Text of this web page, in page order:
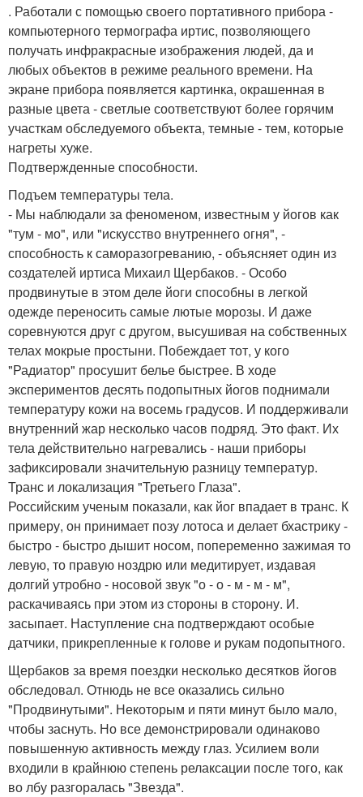
. Работали с помощью своего портативного прибора -
компьютерного термографа иртис, позволяющего
получать инфракрасные изображения людей, да и
любых объектов в режиме реального времени. На
экране прибора появляется картинка, окрашенная в
разные цвета - светлые соответствуют более горячим
участкам обследуемого объекта, темные - тем, которые
нагреты хуже.
Подтвержденные способности.
Подъем температуры тела.
- Мы наблюдали за феноменом, известным у йогов как
"тум - мо", или "искусство внутреннего огня", -
способность к саморазогреванию, - объясняет один из
создателей иртиса Михаил Щербаков. - Особо
продвинутые в этом деле йоги способны в легкой
одежде переносить самые лютые морозы. И даже
соревнуются друг с другом, высушивая на собственных
телах мокрые простыни. Побеждает тот, у кого
"Радиатор" просушит белье быстрее. В ходе
экспериментов десять подопытных йогов поднимали
температуру кожи на восемь градусов. И поддерживали
внутренний жар несколько часов подряд. Это факт. Их
тела действительно нагревались - наши приборы
зафиксировали значительную разницу температур.
Транс и локализация "Третьего Глаза".
Российским ученым показали, как йог впадает в транс. К
примеру, он принимает позу лотоса и делает бхастрику -
быстро - быстро дышит носом, попеременно зажимая то
левую, то правую ноздрю или медитирует, издавая
долгий утробно - носовой звук "о - о - м - м - м",
раскачиваясь при этом из стороны в сторону. И.
засыпает. Наступление сна подтверждают особые
датчики, прикрепленные к голове и рукам подопытного.
Щербаков за время поездки несколько десятков йогов
обследовал. Отнюдь не все оказались сильно
"Продвинутыми". Некоторым и пяти минут было мало,
чтобы заснуть. Но все демонстрировали одинаково
повышенную активность между глаз. Усилием воли
входили в крайнюю степень релаксации после того, как
во лбу разгоралась "Звезда".